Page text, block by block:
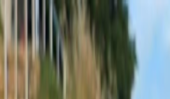
Sobota, 8. augusta 2026 Meniny má Oskar